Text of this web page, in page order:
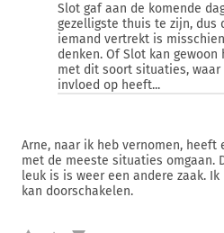
Slot gaf aan de komende
gezelligste thuis te zijn, dus
iemand vertrekt is
denken. Of Slot kan
met dit soort situaties, waar
invloed op heeft...
Arne, naar ik heb vernomen, heeft
met de meeste situaties omgaan.
leuk is is weer een andere zaak.
kan doorschakelen.